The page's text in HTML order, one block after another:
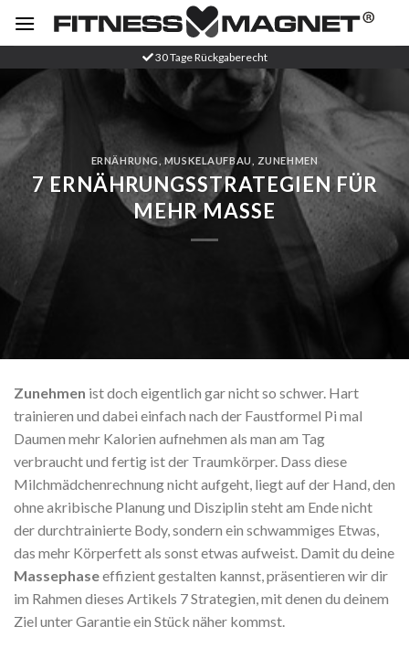
Inhalt
30 Tage Rückgaberecht
ERNÄHRUNG MUSKELAUFBAU ZUNEHMEN
7 ERNÄHRUNGSSTRATEGIEN FÜR
MEHR MASSE
Zunehmen ist doch eigentlich gar nicht so schwer. Hart
trainieren und dabei einfach nach der Faustformel Pi mal
Daumen mehr Kalorien aufnehmen als man am Tag
verbraucht und fertig ist der Traumkörper. Dass diese
Milchmädchenrechnung nicht aufgeht, liegt auf der Hand, den
ohne akribische Planung und Disziplin steht am Ende nicht
der durchtrainierte Body, sondern ein schwammiges Etwas,
das mehr Körperfett als sonst etwas aufweist. Damit du deine
Massephaseeffizient gestalten kannst, präsentieren wir dir
im Rahmen dieses Artikels 7 Strategien, mit denen du deinem
Ziel unter Garantie ein Stück näher kommst.